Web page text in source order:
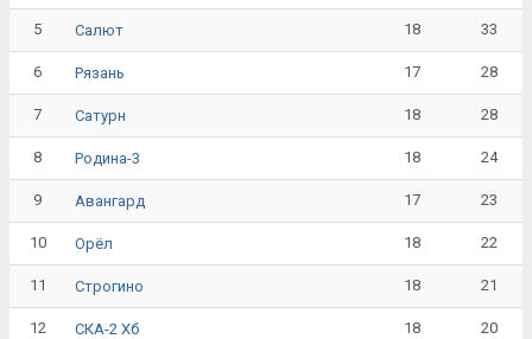
5 Салют 18 33
6 Рязань 17 28
7 Сатурн 18 28
8 Родина-3 18 24
9 Авангард 17 23
10 Орёл 18 22
11 Строгино 18 21
12 СКА-2 Хб 18 20